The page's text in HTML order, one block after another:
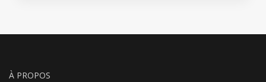
À PROPOS